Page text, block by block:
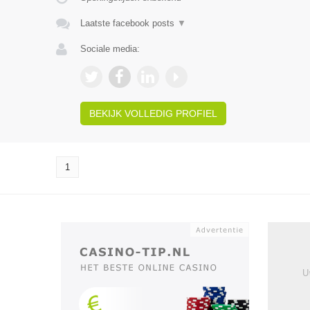
Laatste facebook posts ▼
Sociale media:
BEKIJK VOLLEDIG PROFIEL
1